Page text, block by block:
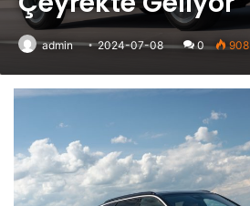
admin 2024-07-08 0 908